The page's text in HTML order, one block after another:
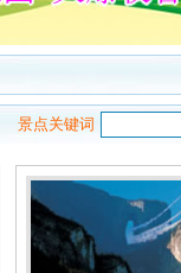
景点关键词